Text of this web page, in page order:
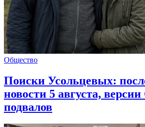
Общество
Поиски Усольцевых:
новости 5 августа,
подвалов